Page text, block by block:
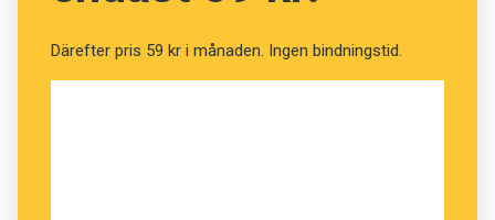
Därefter pris 59 kr i månaden. Ingen bindningstid.